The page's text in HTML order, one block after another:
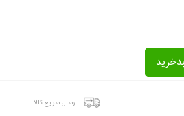
ارسال سریع کالا